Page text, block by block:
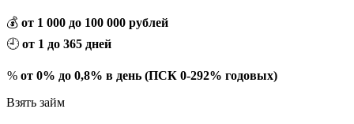
💰 от 1 000 до 100 000 рублей
🕘 от 1 до 365 дней
% от 0% до 0,8% в день (ПСК 0-292% годовых)
Взять займ